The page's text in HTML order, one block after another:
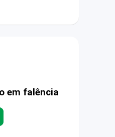
em falência